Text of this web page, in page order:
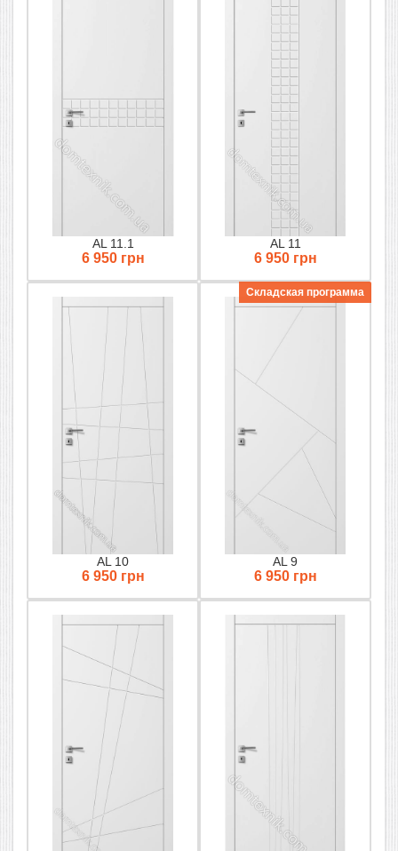
AL 11.1
6 950 грн
AL 11
6 950 грн
AL 10
6 950 грн
AL 9
6 950 грн
Складская программа